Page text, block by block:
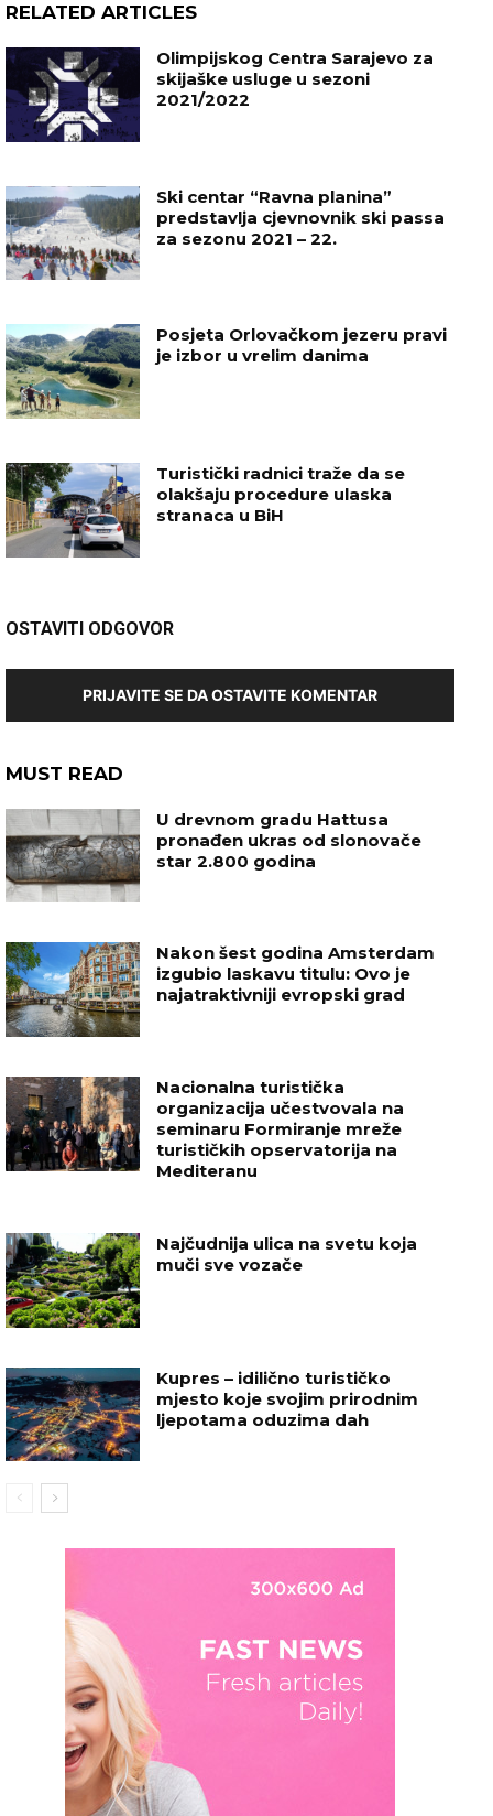
RELATED ARTICLES
Olimpijskog Centra Sarajevo za
skijaške usluge u sezoni
2021/2022
Ski centar “Ravna planina”
predstavlja cjevnovnik ski passa
za sezonu 2021 – 22.
Posjeta Orlovačkom jezeru pravi
je izbor u vrelim danima
Turistički radnici traže da se
olakšaju procedure ulaska
stranaca u BiH
OSTAVITI ODGOVOR
PRIJAVITE SE DA OSTAVITE KOMENTAR
MUST READ
U drevnom gradu Hattusa
pronađen ukras od slonovače
star 2.800 godina
Nakon šest godina Amsterdam
izgubio laskavu titulu: Ovo je
najatraktivniji evropski grad
Nacionalna turistička
organizacija učestvovala na
seminaru Formiranje mreže
turističkih opservatorija na
Mediteranu
Najčudnija ulica na svetu koja
muči sve vozače
Kupres – idilično turističko
mjesto koje svojim prirodnim
ljepotama oduzima dah